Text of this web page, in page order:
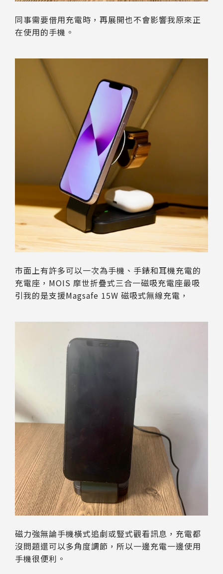
同事需要借用充電時，再展開也不會影響我原來正
在使用的手機。
市面上有許多可以一次為手機、手錶和耳機充電的
充電座，MOIS 摩世折疊式三合一磁吸充電座最吸
引我的是支援Magsafe 15W 磁吸式無線充電，
磁力強無論手機橫式追劇或豎式觀看訊息，充電都
沒問題還可以多角度調節，所以一邊充電一邊使用
手機很便利。